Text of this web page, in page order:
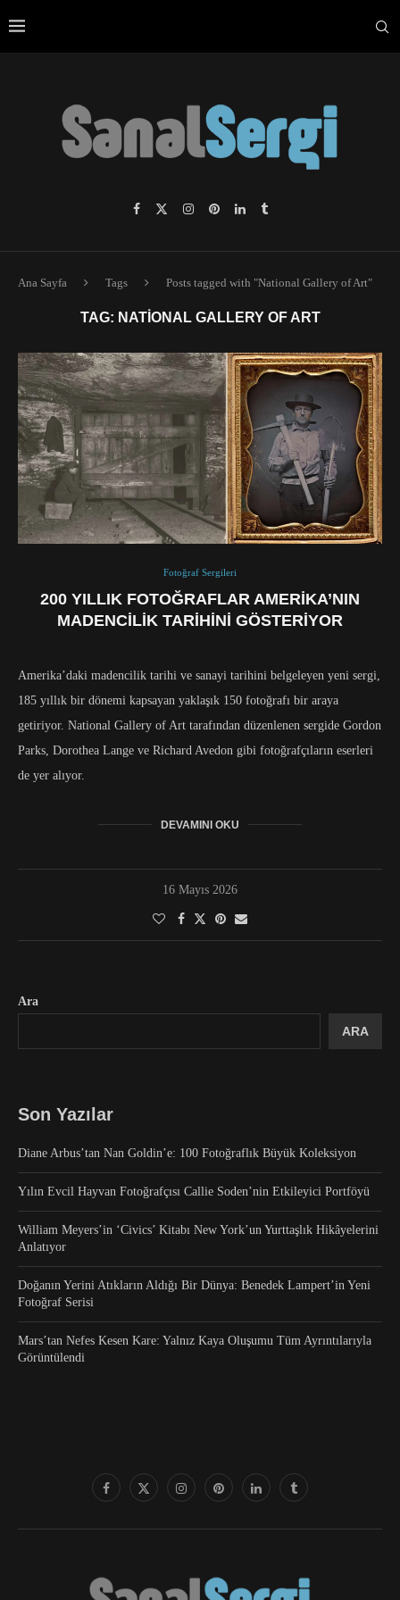
Ana Sayfa Tags Posts tagged with "National Gallery of Art"
TAG: NATIONAL GALLERY OF ART
Fotoğraf Sergileri
200 YILLIK FOTOĞRAFLAR AMERIKA’NIN
MADENCILIK TARIHINI GÖSTERIYOR
Amerika’daki madencilik tarihi ve sanayi tarihini belgeleyen yeni sergi,
185 yıllık bir dönemi kapsayan yaklaşık 150 fotoğrafı bir araya
getiriyor. National Gallery of Art tarafından düzenlenen sergide Gordon
Parks, Dorothea Lange ve Richard Avedon gibi fotoğrafçıların eserleri
de yer alıyor.
DEVAMINI OKU
16 Mayıs 2026
Ara
ARA
Son Yazılar
Diane Arbus’tan Nan Goldin’e: 100 Fotoğraflık Büyük Koleksiyon
Yılın Evcil Hayvan Fotoğrafçısı Callie Soden’nin Etkileyici Portföyü
William Meyers’in ‘Civics’ Kitabı New York’un Yurttaşlık Hikâyelerini
Anlatıyor
Doğanın Yerini Atıkların Aldığı Bir Dünya: Benedek Lampert’in Yeni
Fotoğraf Serisi
Mars’tan Nefes Kesen Kare: Yalnız Kaya Oluşumu Tüm Ayrıntılarıyla
Görüntülendi